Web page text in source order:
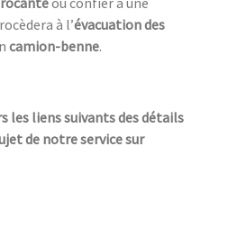
à l’évacuation des
camion-benne.
les liens suivants des détails
de notre service sur